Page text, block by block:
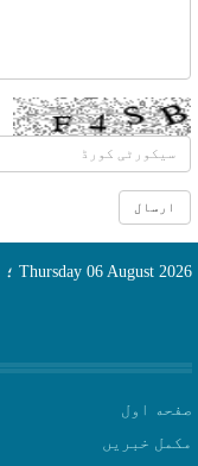
Thursday 06 August 2026 ؛
صفحه اول
مکمل خبریں